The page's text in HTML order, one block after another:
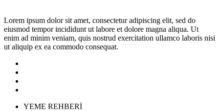
Lorem ipsum dolor sit amet, consectetur adipiscing elit, sed do
eiusmod tempor incididunt ut labore et dolore magna aliqua. Ut
enim ad minim veniam, quis nostrud exercitation ullamco laboris nisi
ut aliquip ex ea commodo consequat.
YEME REHBERİ